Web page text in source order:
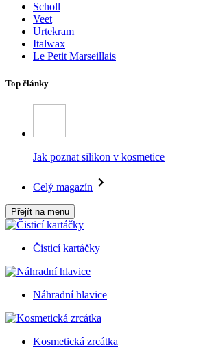
Scholl
Veet
Urtekram
Italwax
Le Petit Marseillais
Top články
Jak poznat silikon v kosmetice
Celý magazín
Přejít na menu
Čisticí kartáčky
Náhradní hlavice
Kosmetická zrcátka